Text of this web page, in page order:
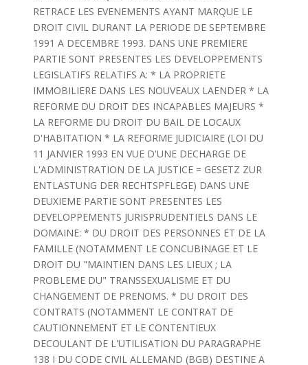
RETRACE LES EVENEMENTS AYANT MARQUE LE
DROIT CIVIL DURANT LA PERIODE DE SEPTEMBRE
1991 A DECEMBRE 1993. DANS UNE PREMIERE
PARTIE SONT PRESENTES LES DEVELOPPEMENTS
LEGISLATIFS RELATIFS A: * LA PROPRIETE
IMMOBILIERE DANS LES NOUVEAUX LAENDER * LA
REFORME DU DROIT DES INCAPABLES MAJEURS *
LA REFORME DU DROIT DU BAIL DE LOCAUX
D'HABITATION * LA REFORME JUDICIAIRE (LOI DU
11 JANVIER 1993 EN VUE D'UNE DECHARGE DE
L'ADMINISTRATION DE LA JUSTICE = GESETZ ZUR
ENTLASTUNG DER RECHTSPFLEGE) DANS UNE
DEUXIEME PARTIE SONT PRESENTES LES
DEVELOPPEMENTS JURISPRUDENTIELS DANS LE
DOMAINE: * DU DROIT DES PERSONNES ET DE LA
FAMILLE (NOTAMMENT LE CONCUBINAGE ET LE
DROIT DU "MAINTIEN DANS LES LIEUX ; LA
PROBLEME DU" TRANSSEXUALISME ET DU
CHANGEMENT DE PRENOMS. * DU DROIT DES
CONTRATS (NOTAMMENT LE CONTRAT DE
CAUTIONNEMENT ET LE CONTENTIEUX
DECOULANT DE L'UTILISATION DU PARAGRAPHE
138 I DU CODE CIVIL ALLEMAND (BGB) DESTINE A